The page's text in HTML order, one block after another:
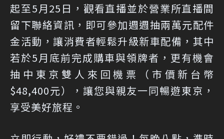
起至5月25日，觀看直播並於營業所直播間
留下聯絡資訊，即可參加週週抽兩萬元配件
金活動，讓消費者輕鬆升級新車配備，其中
若於5月底前完成購車與領牌者，更有機會
抽中東京雙人來回機票（市價新台幣
$48,400元），讓您與親友一同暢遊東京，
享受美好旅程。